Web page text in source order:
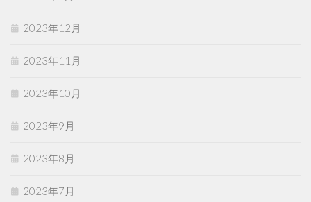
2023年12月
2023年11月
2023年10月
2023年9月
2023年8月
2023年7月